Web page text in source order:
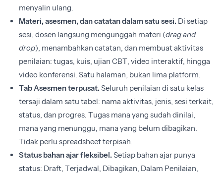
menyalin ulang.
Materi, asesmen, dan catatan dalam satu sesi.Di setiap
sesi, dosen langsung mengunggah materi (drag and
drop), menambahkan catatan, dan membuat aktivitas
penilaian: tugas, kuis, ujian CBT, video interaktif, hingga
video konferensi. Satu halaman, bukan lima platform.
Tab Asesmen terpusat.Seluruh penilaian di satu kelas
tersaji dalam satu tabel: nama aktivitas, jenis, sesi terkait,
status, dan progres. Tugas mana yang sudah dinilai,
mana yang menunggu, mana yang belum dibagikan.
Tidak perlu spreadsheet terpisah.
Status bahan ajar fleksibel.Setiap bahan ajar punya
status: Draft, Terjadwal, Dibagikan, Dalam Penilaian,